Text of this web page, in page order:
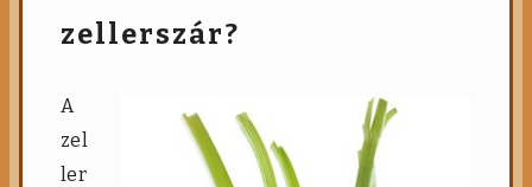
zellerszár?
A
zel
ler